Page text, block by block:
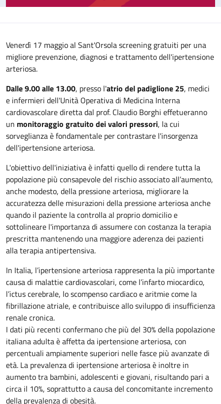
Venerdì 17 maggio al Sant'Orsola screening gratuiti per una
migliore prevenzione, diagnosi e trattamento dell'ipertensione
arteriosa.
Dalle 9.00 alle 13.00, presso l'atrio del padiglione 25, medici
e infermieri dell'Unità Operativa di Medicina Interna
cardiovascolare diretta dal prof. Claudio Borghi effetueranno
un monitoraggio gratuito dei valori pressori, la cui
sorveglianza è fondamentale per contrastare l'insorgenza
dell'ipertensione arteriosa.
L'obiettivo dell'iniziativa è infatti quello di rendere tutta la
popolazione più consapevole del rischio associato all’aumento,
anche modesto, della pressione arteriosa, migliorare la
accuratezza delle misurazioni della pressione arteriosa anche
quando il paziente la controlla al proprio domicilio e
sottolineare l'importanza di assumere con costanza la terapia
prescritta mantenendo una maggiore aderenza dei pazienti
alla terapia antipertensiva.
In Italia, l’ipertensione arteriosa rappresenta la più importante
causa di malattie cardiovascolari, come l’infarto miocardico,
l’ictus cerebrale, lo scompenso cardiaco e aritmie come la
fibrillazione atriale, e contribuisce allo sviluppo di insufficienza
renale cronica.
I dati più recenti confermano che più del 30% della popolazione
italiana adulta è affetta da ipertensione arteriosa, con
percentuali ampiamente superiori nelle fasce più avanzate di
età. La prevalenza di ipertensione arteriosa è inoltre in
aumento tra bambini, adolescenti e giovani, risultando pari a
circa il 10%, soprattutto a causa del concomitante incremento
della prevalenza di obesità.